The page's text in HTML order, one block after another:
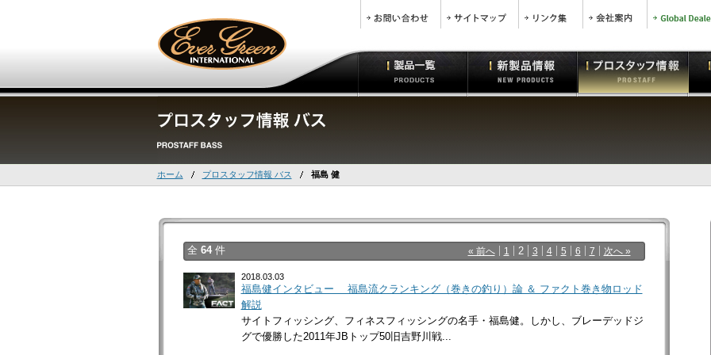
ホーム プロスタッフ情報 バス 福島 健
« 前へ 1 2 3 4 5 6 7 次へ »
全 64件
2018.03.03
福島健インタビュー 福島流クランキング（巻きの釣り）論 ＆ ファクト巻き物ロッド
解説
サイトフィッシング、フィネスフィッシングの名手・福島健。しかし、ブレーデッドジ
グで優勝した2011年JBトップ50旧吉野川戦...